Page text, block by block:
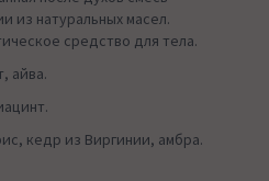
из натуральных масел.
средство для тела.
айва.
кедр из Виргинии, амбра.